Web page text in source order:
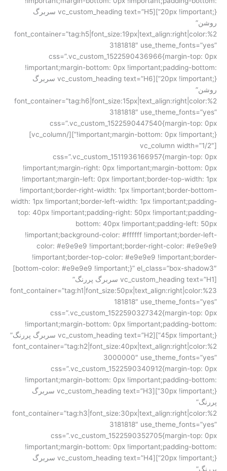
20px !important;}”][vc_custom_heading text=”H5 سربرگ
روشن”
font_container=”tag:h5|font_size:19px|text_align:right|color:%2
3181818″ use_theme_fonts=”yes”
css=”.vc_custom_1522590436966{margin-top: 0px
!important;margin-bottom: 0px !important;padding-bottom:
20px !important;}”][vc_custom_heading text=”H6 سربرگ
روشن”
font_container=”tag:h6|font_size:15px|text_align:right|color:%2
3181818″ use_theme_fonts=”yes”
css=”.vc_custom_1522590447540{margin-top: 0px
!important;margin-bottom: 0px !important;}”][/vc_column]
[vc_column width=”1/2″
css=”.vc_custom_1511936166957{margin-top: 0px
!important;margin-right: 0px !important;margin-bottom: 0px
!important;margin-left: 0px !important;border-top-width: 1px
!important;border-right-width: 1px !important;border-bottom-
width: 1px !important;border-left-width: 1px !important;padding-
top: 40px !important;padding-right: 50px !important;padding-
bottom: 40px !important;padding-left: 50px
!important;background-color: #ffffff !important;border-left-
color: #e9e9e9 !important;border-right-color: #e9e9e9
!important;border-top-color: #e9e9e9 !important;border-
bottom-color: #e9e9e9 !important;}” el_class=”box-shadow3″]
[vc_custom_heading text=”H1 سربرگ پررنگ”
font_container=”tag:h1|font_size:50px|text_align:right|color:%23
181818″ use_theme_fonts=”yes”
css=”.vc_custom_1522590327342{margin-top: 0px
!important;margin-bottom: 0px !important;padding-bottom:
45px !important;}”][vc_custom_heading text=”H2 سربرگ پررنگ”
font_container=”tag:h2|font_size:40px|text_align:right|color:%2
3000000″ use_theme_fonts=”yes”
css=”.vc_custom_1522590340912{margin-top: 0px
!important;margin-bottom: 0px !important;padding-bottom:
30px !important;}”][vc_custom_heading text=”H3 سربرگ
پررنگ”
font_container=”tag:h3|font_size:30px|text_align:right|color:%2
3181818″ use_theme_fonts=”yes”
css=”.vc_custom_1522590352705{margin-top: 0px
!important;margin-bottom: 0px !important;padding-bottom:
20px !important;}”][vc_custom_heading text=”H4 سربرگ
پررنگ”